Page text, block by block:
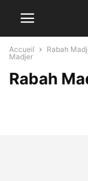
Accueil Rabah
Madjer
Rabah